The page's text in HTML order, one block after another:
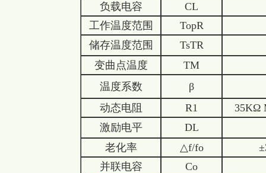
负载电容
CL
工作温度范围
TopR
储存温度范围
TsTR
变曲点温度
TM
温度系数
β
动态电阻
R1
35KΩ
激励电平
DL
老化率
△f/fo
并联电容
Co